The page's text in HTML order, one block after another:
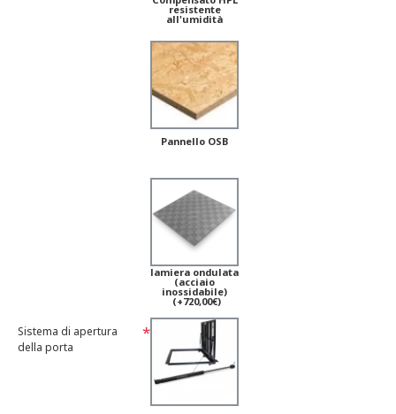
resistente
all'umidità
Pannello OSB
lamiera ondulata
(acciaio
inossidabile)
(+720,00€)
Sistema di apertura
della porta